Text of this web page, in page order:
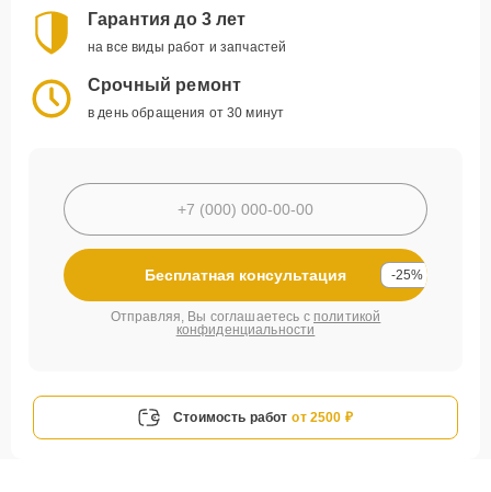
Гарантия до 3 лет
на все виды работ и запчастей
Срочный ремонт
в день обращения от 30 минут
Бесплатная консультация -25%
Отправляя, Вы соглашаетесь с политикой
конфиденциальности
Стоимость работ от 2500 ₽